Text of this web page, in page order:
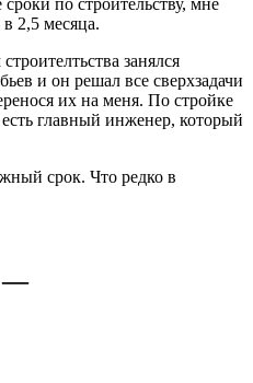
по строительству, мне
2,5 месяца.
занялся
и он решал все сверхзадачи
их на меня. По стройке
главный инженер, который
срок. Что редко в
—